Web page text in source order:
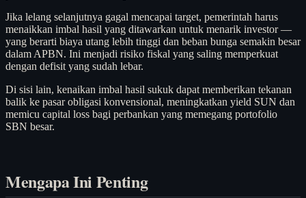
Jika lelang selanjutnya gagal mencapai target, pemerintah harus
menaikkan imbal hasil yang ditawarkan untuk menarik investor —
yang berarti biaya utang lebih tinggi dan beban bunga semakin besar
dalam APBN. Ini menjadi risiko fiskal yang saling memperkuat
dengan defisit yang sudah lebar.
Di sisi lain, kenaikan imbal hasil sukuk dapat memberikan tekanan
balik ke pasar obligasi konvensional, meningkatkan yield SUN dan
memicu capital loss bagi perbankan yang memegang portofolio
SBN besar.
Mengapa Ini Penting